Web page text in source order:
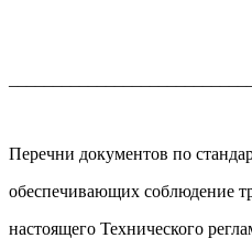
Перечни документов по
обеспечивающих соблюдение
настоящего Технического